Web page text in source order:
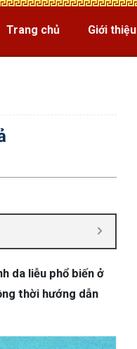
Trang chủ Giới thiệu
da liễu phổ biến ở
thời hướng dẫn